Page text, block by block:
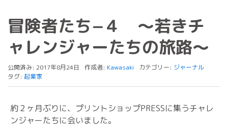
冒険者たち−４ 〜若きチ
ャレンジャーたちの旅路〜
公開済み: 2017年8月24日 作成者: Kawasaki カテゴリー: ジャーナル
タグ: 起業家
約２ヶ月ぶりに、プリントショップPRESSに集うチャレ
ンジャーたちに会いました。